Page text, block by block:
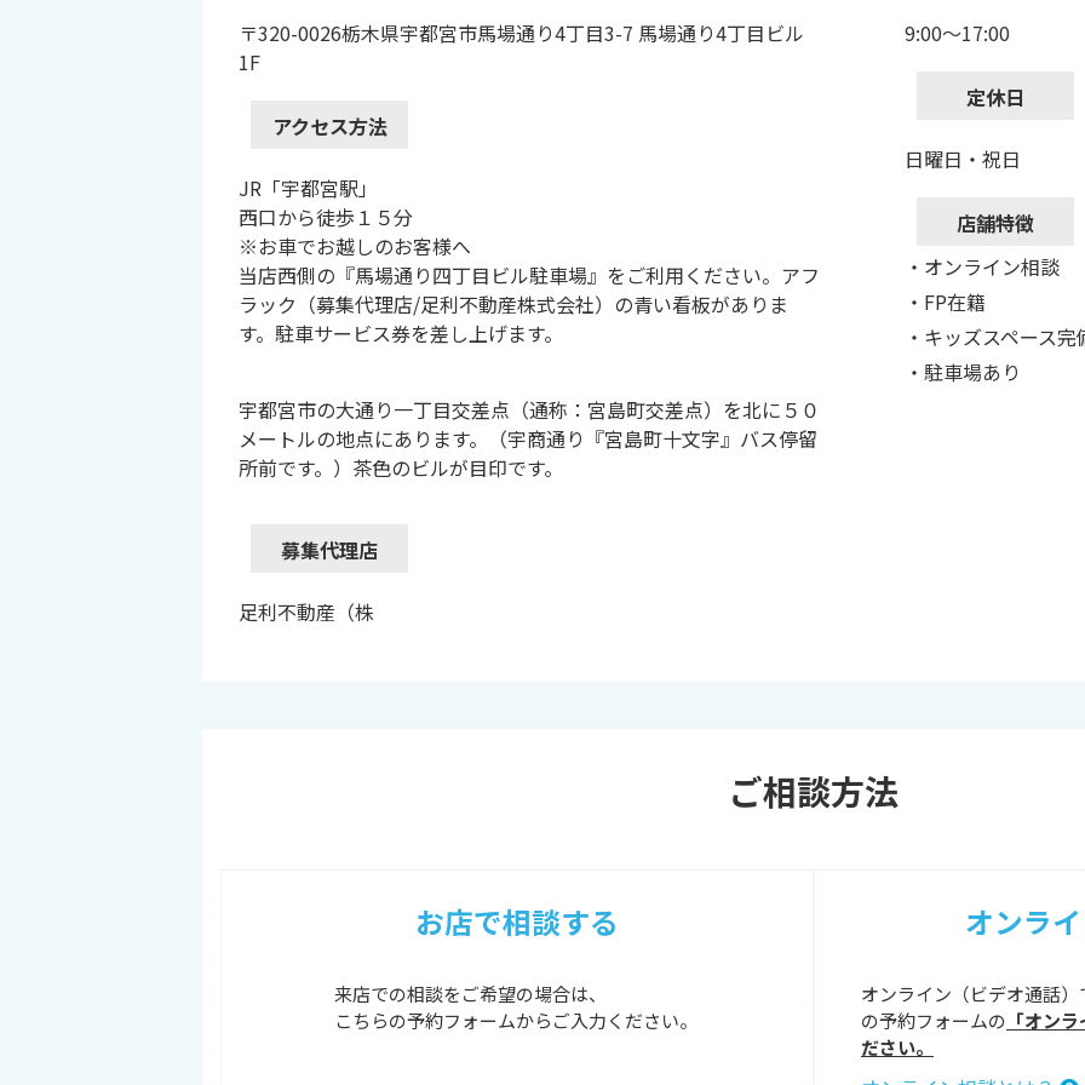
〒320-0026栃木県宇都宮市馬場通り4丁目3-7 馬場通り4丁目ビル
1F
アクセス方法
JR「宇都宮駅」
西口から徒歩１５分
※お車でお越しのお客様へ
当店西側の『馬場通り四丁目ビル駐車場』をご利用ください。アフ
ラック（募集代理店/足利不動産株式会社）の青い看板がありま
す。駐車サービス券を差し上げます。
宇都宮市の大通り一丁目交差点（通称：宮島町交差点）を北に５０
メートルの地点にあります。（宇商通り『宮島町十文字』バス停留
所前です。）茶色のビルが目印です。
募集代理店
足利不動産（株
9:00～17:00
定休日
日曜日・祝日
店舗特徴
・オンライン相談
・FP在籍
・キッズスペース完
・駐車場あり
ご相談方法
お店で相談する
来店での相談をご希望の場合は、
こちらの予約フォームからご入力ください。
オンラ
オンライン（ビデオ通話
の予約フォームの 「オン
ださい。